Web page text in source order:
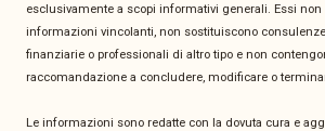
esclusivamente a scopi informativi generali. Essi
informazioni vincolanti, non sostituiscono
finanziarie o professionali di altro tipo e non
raccomandazione a concludere, modificare o
Le informazioni sono redatte con la dovuta cura e